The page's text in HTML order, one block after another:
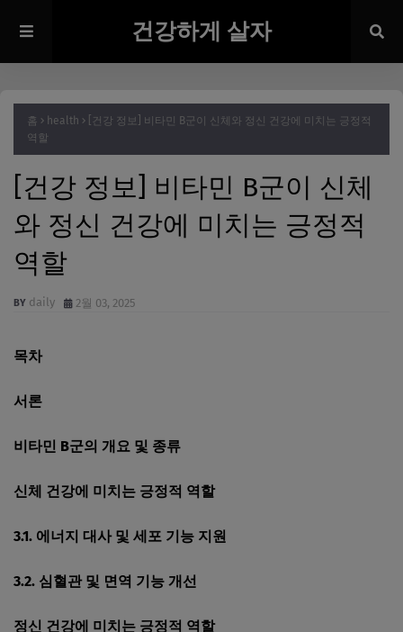
건강하게 살자
홈 health
[건강 정보] 비타민 B군이 신체와 정신 건강에 미치는 긍정적
역할
[건강 정보] 비타민 B군이 신체
와 정신 건강에 미치는 긍정적
역할
daily 2월 03, 2025
목차
서론
비타민 B군의 개요 및 종류
신체 건강에 미치는 긍정적 역할
3.1. 에너지 대사 및 세포 기능 지원
3.2. 심혈관 및 면역 기능 개선
정신 건강에 미치는 긍정적 역할